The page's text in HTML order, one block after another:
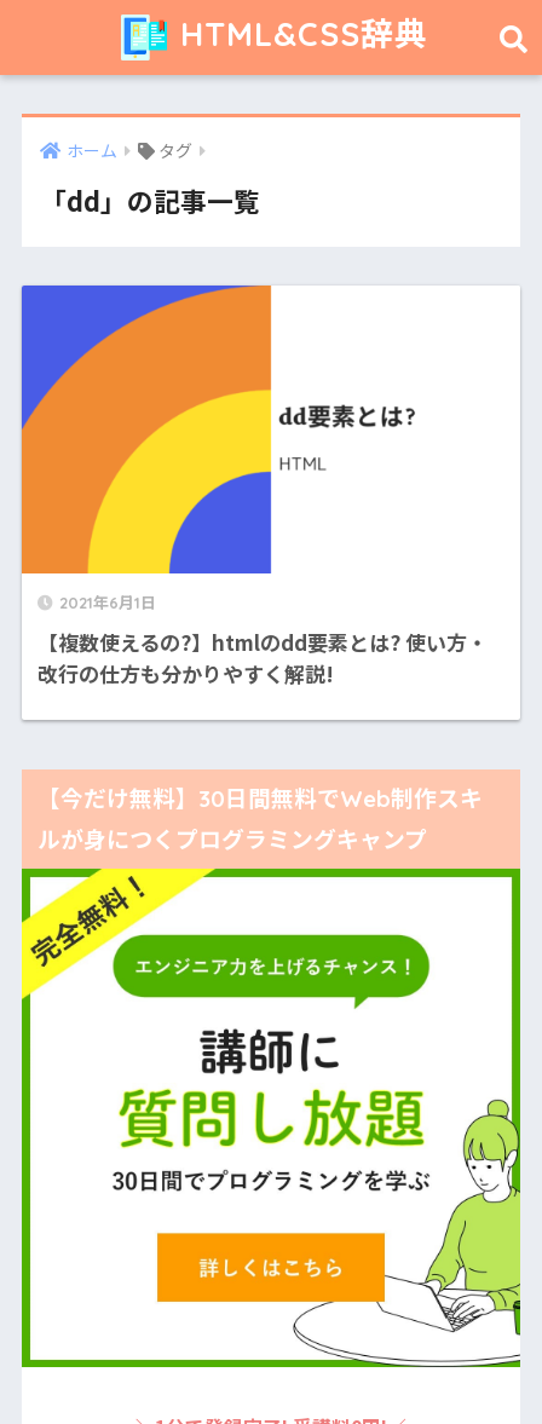
HTML&CSS辞典
ホーム タグ
「dd」の記事一覧
2021年6月1日
【複数使えるの?】htmlのdd要素とは? 使い方・
改行の仕方も分かりやすく解説!
【今だけ無料】30日間無料でWeb制作スキ
ルが身につくプログラミングキャンプ